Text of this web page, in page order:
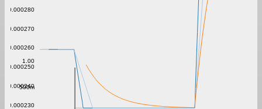
0.000230
0.000240
0.000250
0.000260
0.000270
0.000280
500m
1.00